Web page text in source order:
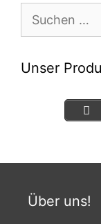
nach:
Unser
Über uns!